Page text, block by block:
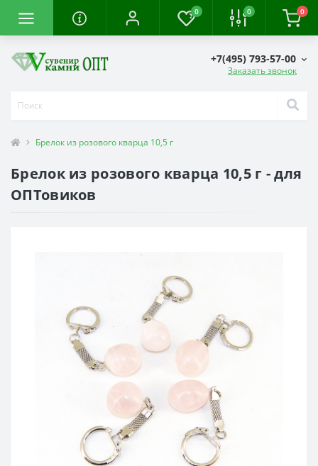
0 0 0
+7(495) 793-57-00
Заказать звонок
Брелок из розового кварца 10,5 г
Брелок из розового кварца 10,5 г - для
ОПТовиков